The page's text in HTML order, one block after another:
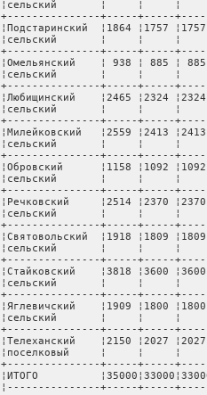
¦сельский       ¦     ¦
+---------------+-----+-----
¦Подстаринский  ¦1864 ¦1757
¦сельский       ¦     ¦
+---------------+-----+-----
¦Омельянский    ¦ 938 ¦ 885 ¦
¦сельский       ¦     ¦
+---------------+-----+-----
¦Любищинский    ¦2465 ¦2324
¦сельский       ¦     ¦
+---------------+-----+-----
¦Милейковский   ¦2559 ¦2413
¦сельский       ¦     ¦
+---------------+-----+-----
¦Обровский      ¦1158 ¦1092
¦сельский       ¦     ¦
+---------------+-----+-----
¦Речковский     ¦2514 ¦2370
¦сельский       ¦     ¦
+---------------+-----+-----
¦Святовольский  ¦1918 ¦1809
¦сельский       ¦     ¦
+---------------+-----+-----
¦Стайковский    ¦3818 ¦3600
¦сельский       ¦     ¦
+---------------+-----+-----
¦Яглевичский    ¦1909 ¦1800
¦сельский       ¦     ¦
+---------------+-----+-----
¦Телеханский    ¦2150 ¦2027
¦поселковый     ¦     ¦
+---------------+-----+-----
¦ИТОГО
¦---------------+-----+-----